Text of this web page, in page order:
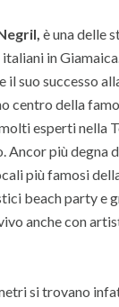
è una delle
in
suo successo
centro della
esperti nella
Ancor più degna
più famosi
beach party e
anche con
si trovano